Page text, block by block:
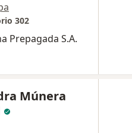
302
Prepagada S.A.
Múnera